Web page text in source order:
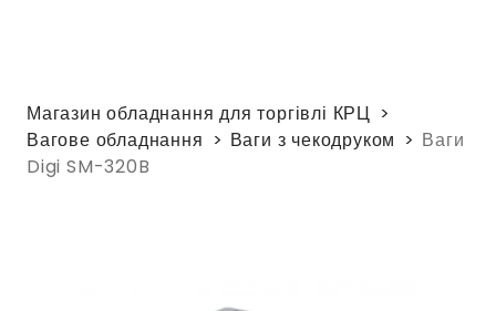
Магазин обладнання для торгівлі КРЦ
Вагове обладнання
Ваги з чекодруком
Ваги
Digi SM-320B